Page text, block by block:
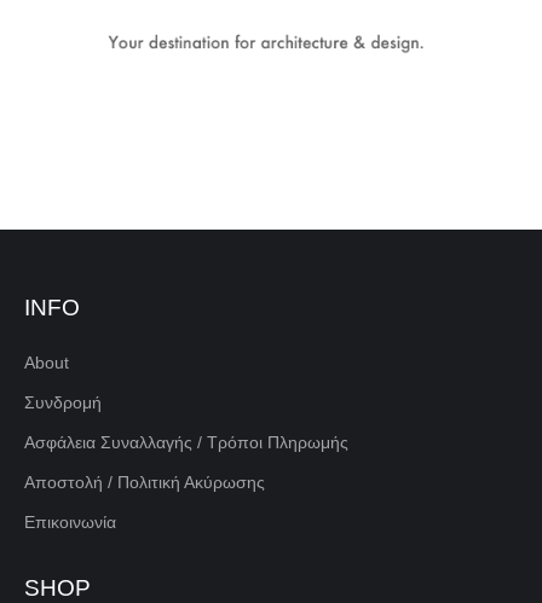
INFO
About
Συνδρομή
Ασφάλεια Συναλλαγής / Τρόποι Πληρωμής
Αποστολή / Πολιτική Ακύρωσης
Επικοινωνία
SHOP